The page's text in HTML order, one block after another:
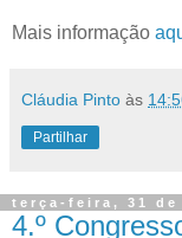
Mais informação
Cláudia Pinto às
Partilhar
terça-feira, 31 de
4.º